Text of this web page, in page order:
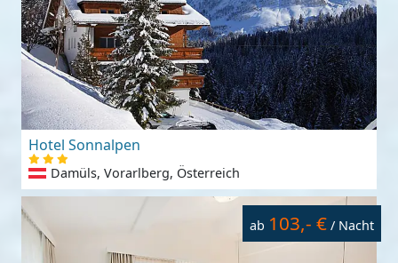
Hotel Sonnalpen
Damüls, Vorarlberg, Österreich
ab 103,- € / Nacht